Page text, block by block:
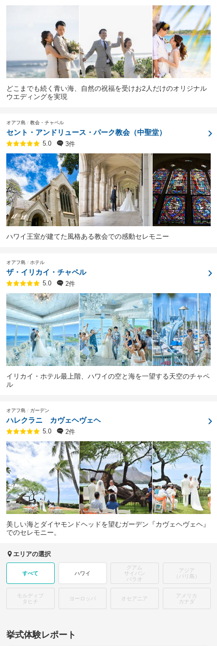
どこまでも続く青い海、自然の祝福を受けお2人だけのオリジナル
ウエディングを実現
オアフ島 教会・チャペル
セント・アンドリュース・パーク教会（中聖堂）
5.0 3件
ハワイ王室が建てた風格ある教会での感動セレモニー
オアフ島 ホテル
ザ・イリカイ・チャペル
5.0 2件
イリカイ・ホテル最上階、ハワイの空と海を一望する天空のチャペ
ル
オアフ島 ガーデン
ハレクラニ カヴェヘヴェヘ
5.0 2件
美しい海とダイヤモンドヘッドを望むガーデン『カヴェヘヴェヘ』
でのセレモニー。
エリアの選択
すべて ハワイ
グアム
サイパン
パラオ
アジア
（バリ島）
モルディブ
タヒチ
ヨーロッパ オセアニア
アメリカ
カナダ
挙式体験レポート